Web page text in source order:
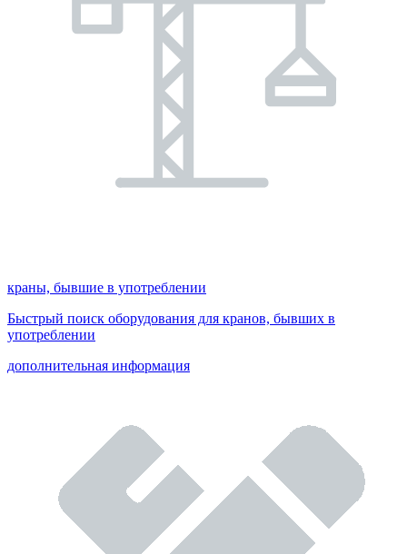
краны, бывшие в употреблении
Быстрый поиск оборудования для кранов, бывших в
употреблении
дополнительная информация